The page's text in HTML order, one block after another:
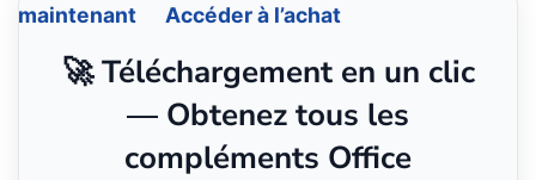
maintenant
Accéder à l’achat
🚀 Téléchargement en un clic
— Obtenez tous les
compléments Office